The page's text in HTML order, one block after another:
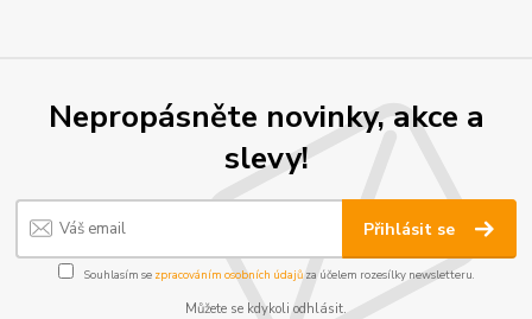
Nepropásněte novinky, akce a
slevy!
Přihlásit se
Souhlasím se zpracováním osobních údajůza účelem rozesílky newsletteru.
Můžete se kdykoli odhlásit.